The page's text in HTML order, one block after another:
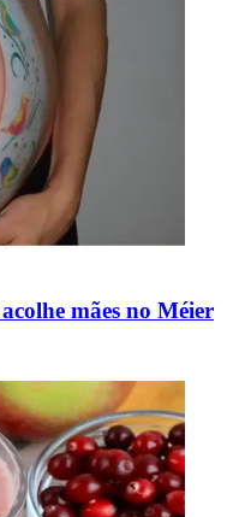
mães no Méier